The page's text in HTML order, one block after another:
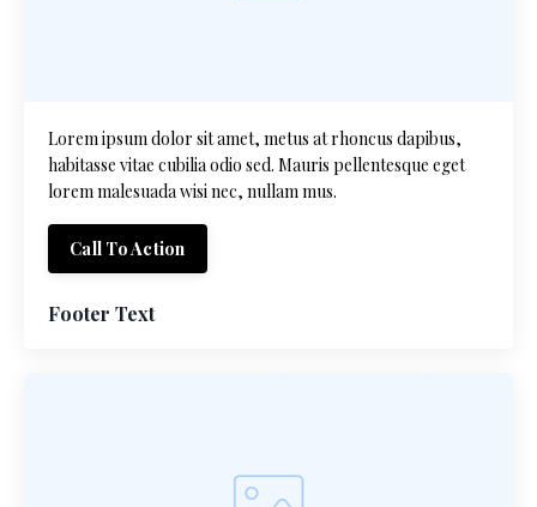
Lorem ipsum dolor sit amet, metus at rhoncus dapibus,
habitasse vitae cubilia odio sed. Mauris pellentesque eget
lorem malesuada wisi nec, nullam mus.
Call To Action
Footer Text